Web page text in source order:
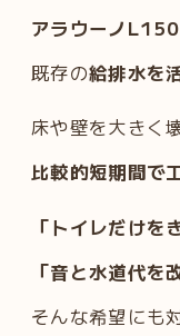
アラウーノ
既存の給排水を
床や壁を大きく
比較的短期間で
「トイレだけを
「音と水道代を
そんな希望にも